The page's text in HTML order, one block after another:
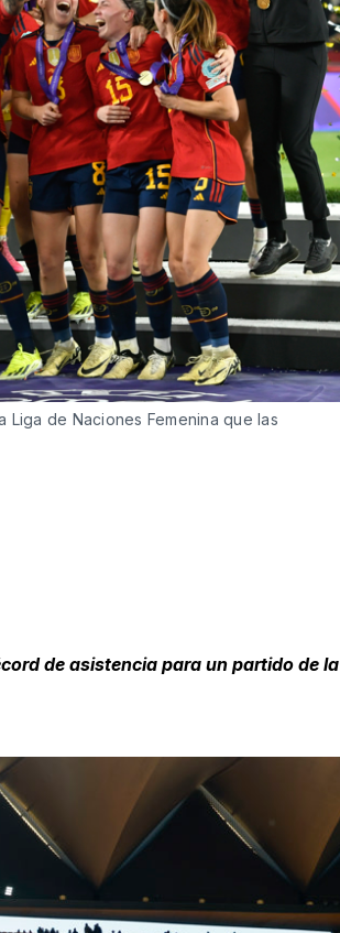
de Naciones Femenina que las
de asistencia para un partido de la